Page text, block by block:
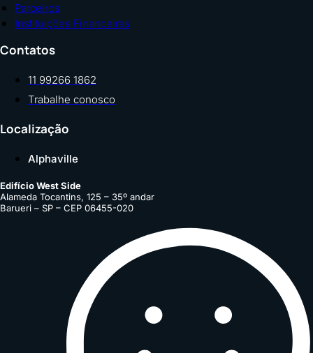
Parceiros
Instituições Financeiras
Contatos
11 99266 1862
Trabalhe conosco
Localização
Alphaville
Edifício West Side
Alameda Tocantins, 125 – 35º andar
Barueri – SP – CEP 06455-020